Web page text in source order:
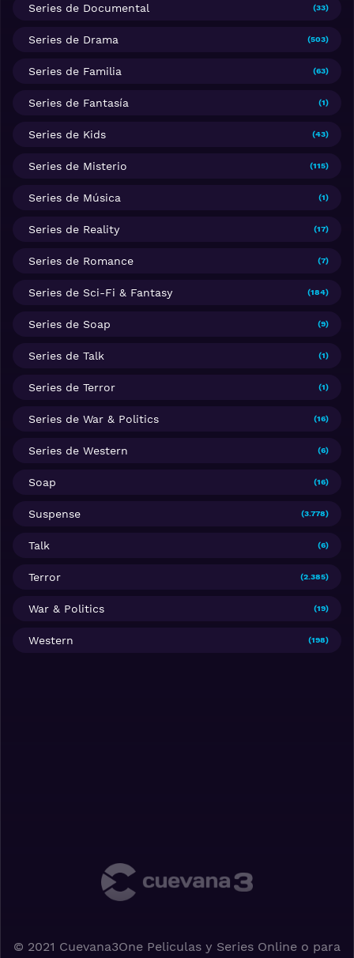
Series de Documental (33)
Series de Drama (503)
Series de Familia (63)
Series de Fantasía (1)
Series de Kids (43)
Series de Misterio (115)
Series de Música (1)
Series de Reality (17)
Series de Romance (7)
Series de Sci-Fi & Fantasy (184)
Series de Soap (9)
Series de Talk (1)
Series de Terror (1)
Series de War & Politics (16)
Series de Western (6)
Soap (16)
Suspense (3.778)
Talk (6)
Terror (2.385)
War & Politics (19)
Western (198)
© 2021 Cuevana3One Peliculas y Series Online o para